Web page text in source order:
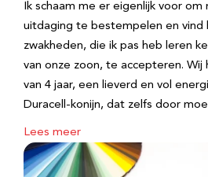
Ik schaam me er eigenlijk voor om
uitdaging te bestempelen en vind
zwakheden, die ik pas heb leren
van onze zoon, te accepteren.
van 4 jaar, een lieverd en vol
Duracell-konijn, dat zelfs door
Lees meer